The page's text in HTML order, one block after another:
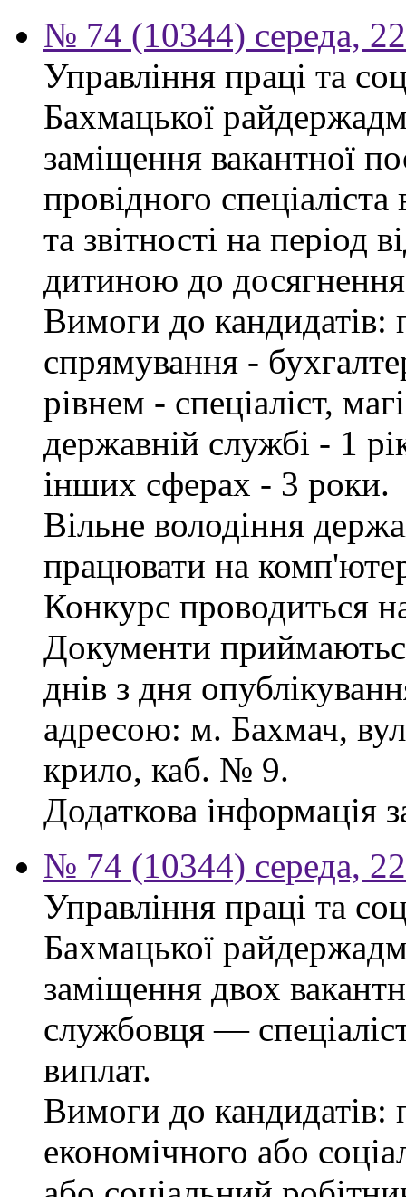
№ 74 (10344) середа,
Управління праці та
Бахмацької
заміщення вакантної
провідного спеціаліста
та звітності на період
дитиною до
Вимоги до кандидатів:
спрямування -
рівнем - спеціаліст,
державній службі - 1
інших сферах - 3 роки.
Вільне володіння
працювати на
Конкурс проводиться
Документи
днів з дня
адресою: м. Бахмач,
крило, каб. № 9.
Додаткова інформація
№ 74 (10344) середа,
Управління праці та
Бахмацької
заміщення двох
службовця —
виплат.
Вимоги до кандидатів:
економічного або